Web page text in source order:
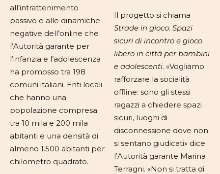
all’intrattenimento
passivo e alle dinamiche
negative dell’online che
l’Autorità garante per
l’infanzia e l’adolescenza
ha promosso tra 198
comuni italiani. Enti locali
che hanno una
popolazione compresa
tra 10 mila e 200 mila
abitanti e una densità di
almeno 1.500 abitanti per
chilometro quadrato.
Il progetto si chiama
Strade in gioco. Spazi
sicuri di incontro e gioco
libero in città per bambini
e adolescenti. «Vogliamo
rafforzare la socialità
offline: sono gli stessi
ragazzi a chiedere spazi
sicuri, luoghi di
disconnessione dove non
si sentano giudicati» dice
l’Autorità garante Marina
Terragni. «Non si tratta di